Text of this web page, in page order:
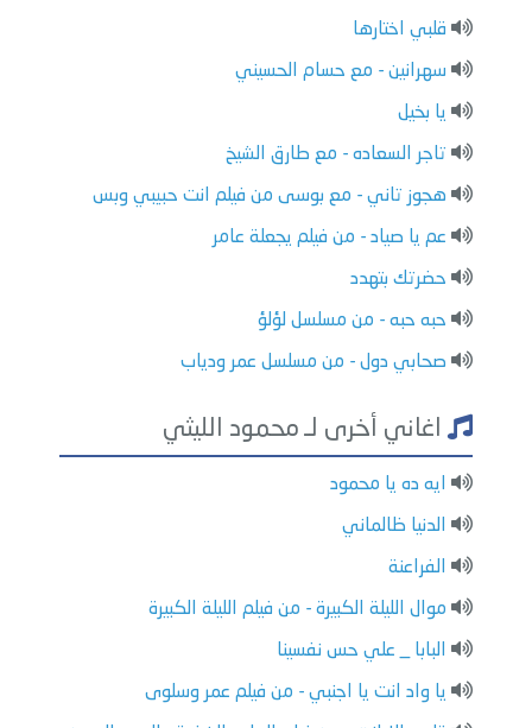
قلبي اختارها
سهرانين - مع حسام الحسيني
يا بخيل
تاجر السعاده - مع طارق الشيخ
هجوز تاني - مع بوسى من فيلم انت حبيبي وبس
عم يا صياد - من فيلم يجعلة عامر
حضرتك بتهدد
حبه حبه - من مسلسل لؤلؤ
صحابي دول - من مسلسل عمر ودياب
اغاني أخرى لـ محمود الليثي
ايه ده يا محمود
الدنيا ظالماني
الفراعنة
موال الليلة الكبيرة - من فيلم الليلة الكبيرة
البابا _ علي حس نفسينا
يا واد انت يا اجنبي - من فيلم عمر وسلوى